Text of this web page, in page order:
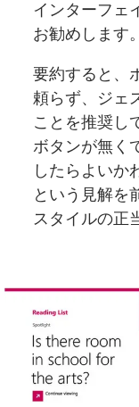
インターフェ
お勧めします
要約すると、
頼らず、 ジェ
ことを推奨し
ボタンが無く
したらよいか
という 見解を
スタイルの正